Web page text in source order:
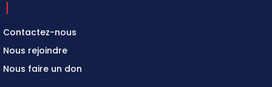
Contactez-nous
Nous rejoindre
Nous faire un don